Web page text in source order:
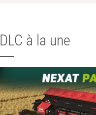
DLC à la une